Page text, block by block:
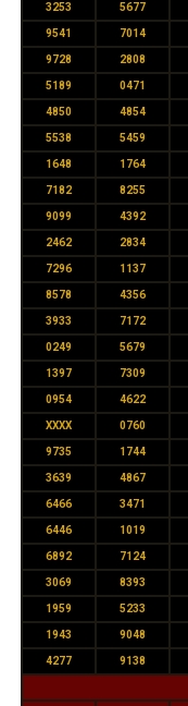
3253 5677
9541 7014
9728 2808
5189 0471
4850 4854
5538 5459
1648 1764
7182 8255
9099 4392
2462 2834
7296 1137
8578 4356
3933 7172
0249 5679
1397 7309
0954 4622
XXXX 0760
9735 1744
3639 4867
6466 3471
6446 1019
6892 7124
3069 8393
1959 5233
1943 9048
4277 9138